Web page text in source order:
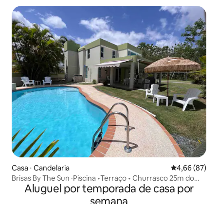
Casa ⋅ Candelaria 4,66 de uma
4,66 (87)
Brisas By The Sun ·Piscina •Terraço • Churrasco 25m do
aeroporto
Aluguel por temporada de casa por